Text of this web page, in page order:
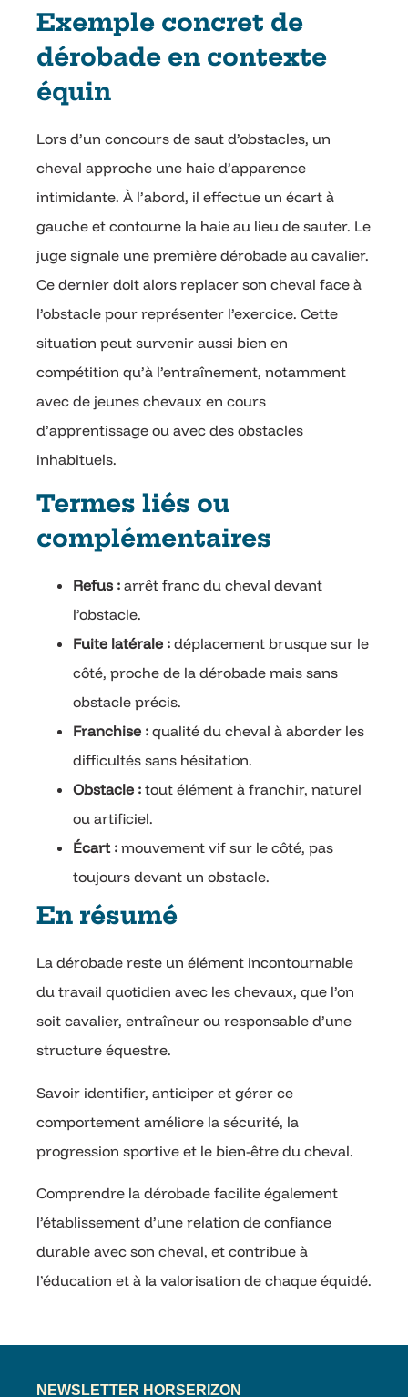
Exemple concret de
dérobade en contexte
équin
Lors d’un concours de saut d’obstacles, un
cheval approche une haie d’apparence
intimidante. À l’abord, il effectue un écart à
gauche et contourne la haie au lieu de sauter. Le
juge signale une première dérobade au cavalier.
Ce dernier doit alors replacer son cheval face à
l’obstacle pour représenter l’exercice. Cette
situation peut survenir aussi bien en
compétition qu’à l’entraînement, notamment
avec de jeunes chevaux en cours
d’apprentissage ou avec des obstacles
inhabituels.
Termes liés ou
complémentaires
Refus : arrêt franc du cheval devant
l’obstacle.
Fuite latérale : déplacement brusque sur le
côté, proche de la dérobade mais sans
obstacle précis.
Franchise : qualité du cheval à aborder les
difficultés sans hésitation.
Obstacle : tout élément à franchir, naturel
ou artificiel.
Écart : mouvement vif sur le côté, pas
toujours devant un obstacle.
En résumé
La dérobade reste un élément incontournable
du travail quotidien avec les chevaux, que l’on
soit cavalier, entraîneur ou responsable d’une
structure équestre.
Savoir identifier, anticiper et gérer ce
comportement améliore la sécurité, la
progression sportive et le bien-être du cheval.
Comprendre la dérobade facilite également
l’établissement d’une relation de confiance
durable avec son cheval, et contribue à
l’éducation et à la valorisation de chaque équidé.
NEWSLETTER HORSERIZON